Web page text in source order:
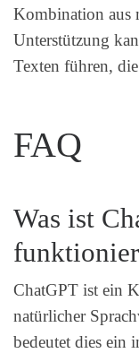
Kombination aus
Unterstützung
Texten führen,
FAQ
Was ist
ChatGPT ist ein
natürlicher
bedeutet dies ein